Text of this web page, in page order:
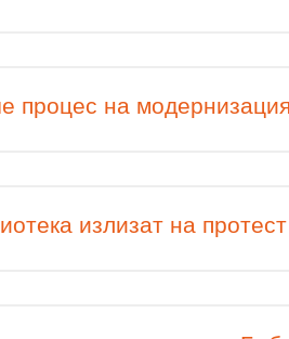
процес на
излизат на протест